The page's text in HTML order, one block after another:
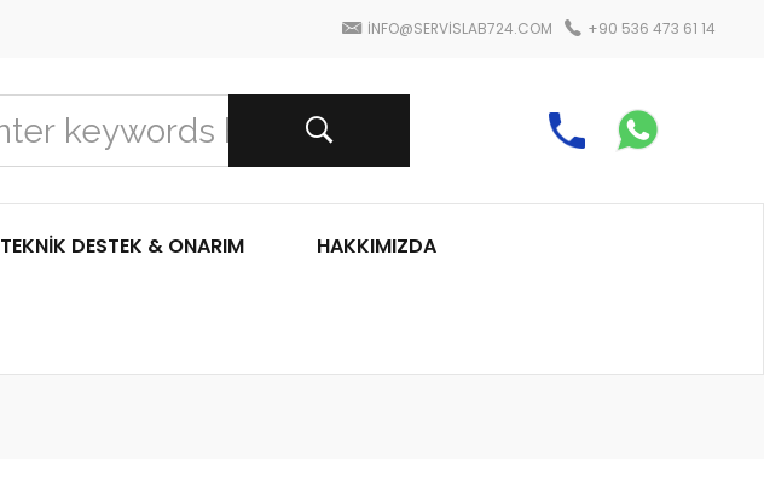
INFO@SERVISLAB724.COM +90 536 473 61 14
TEKNIK DESTEK & ONARIM HAKKIMIZDA